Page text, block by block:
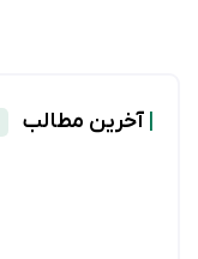
آخرین مطالب